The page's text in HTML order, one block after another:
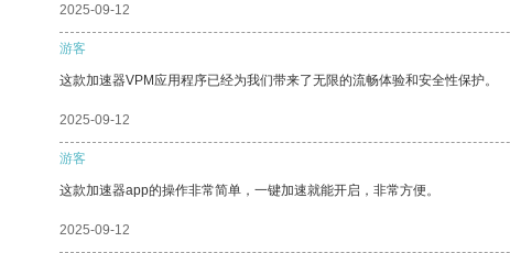
2025-09-12
游客
这款加速器VPM应用程序已经为我们带来了无限的流畅体验和安全性保护。
2025-09-12
游客
这款加速器app的操作非常简单，一键加速就能开启，非常方便。
2025-09-12